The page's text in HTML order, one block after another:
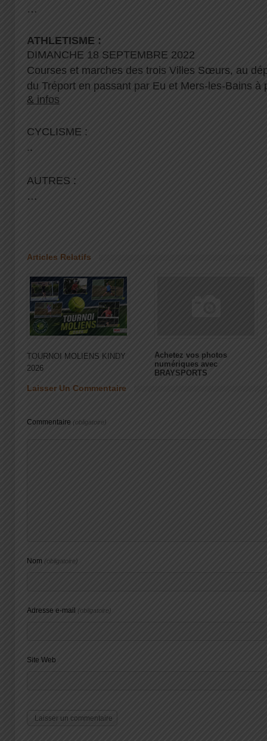
…
ATHLETISME :
DIMANCHE 18 SEPTEMBRE 2022
Courses et marches des trois Villes Sœurs, au
du Tréport en passant par Eu et Mers-les-Bains
& infos
CYCLISME :
..
AUTRES :
…
Articles Relatifs
TOURNOI MOLIENS KINDY
2026
Achetez vos photos
numériques avec
BRAYSPORTS
Laisser Un Commentaire
Commentaire (obligatoire)
Nom (obligatoire)
Adresse e-mail (obligatoire)
Site Web